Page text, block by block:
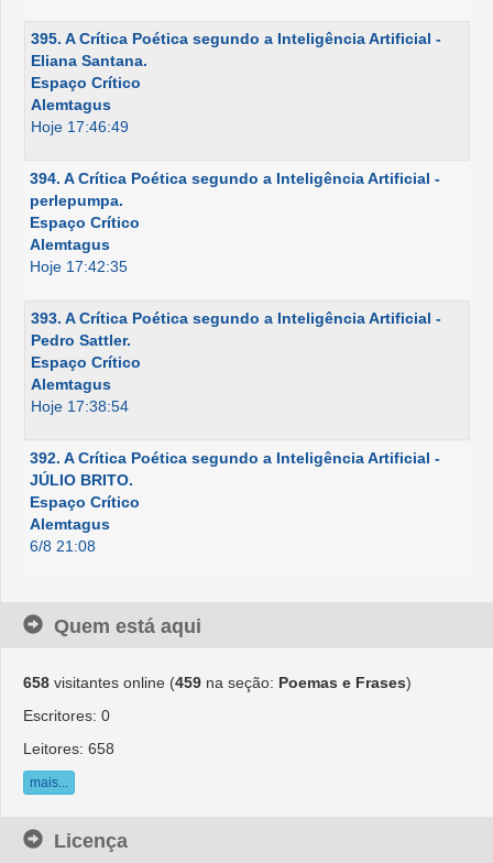
395. A Crítica Poética segundo a Inteligência Artificial -
Eliana Santana.
Espaço Crítico
Alemtagus
Hoje 17:46:49
394. A Crítica Poética segundo a Inteligência Artificial -
perlepumpa.
Espaço Crítico
Alemtagus
Hoje 17:42:35
393. A Crítica Poética segundo a Inteligência Artificial -
Pedro Sattler.
Espaço Crítico
Alemtagus
Hoje 17:38:54
392. A Crítica Poética segundo a Inteligência Artificial -
JÚLIO BRITO.
Espaço Crítico
Alemtagus
6/8 21:08
Quem está aqui
658 visitantes online (459 na seção: Poemas e Frases)
Escritores: 0
Leitores: 658
mais...
Licença